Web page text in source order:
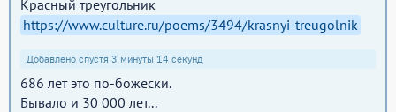
Красный треугольник
https://www.culture.ru/poems/3494/krasnyi-treugolnik
Добавлено спустя 3 минуты 14 секунд
686 лет это по-божески.
Бывало и 30 000 лет...